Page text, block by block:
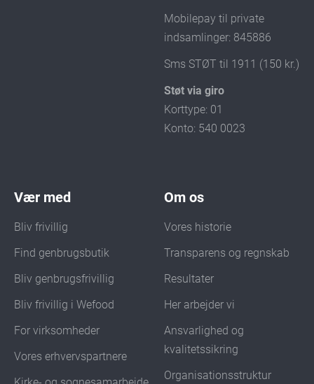
Mobilepay til private
indsamlinger: 845886
Sms STØT til 1911 (150 kr.)
Støt via giro
Korttype: 01
Konto: 540 0023
Vær med
Bliv frivillig
Find genbrugsbutik
Bliv genbrugsfrivillig
Bliv frivillig i Wefood
For virksomheder
Vores erhvervspartnere
Om os
Vores historie
Transparens og regnskab
Resultater
Her arbejder vi
Ansvarlighed og
kvalitetssikring
Organisationsstruktur